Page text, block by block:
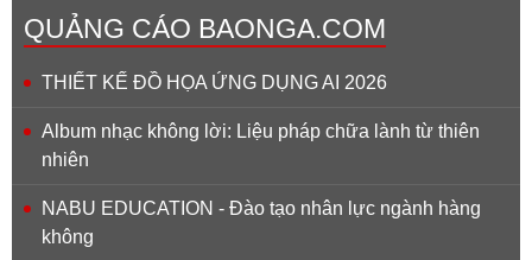
QUẢNG CÁO BAONGA.COM
THIẾT KẾ ĐỒ HỌA ỨNG DỤNG AI 2026
Album nhạc không lời: Liệu pháp chữa lành từ thiên
nhiên
NABU EDUCATION - Đào tạo nhân lực ngành hàng
không